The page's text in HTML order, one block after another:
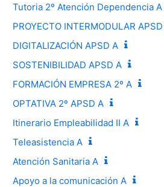
Tutoria 2º Atención Dependencia A
PROYECTO INTERMODULAR
DIGITALIZACIÓN APSD A
SOSTENIBILIDAD APSD A
FORMACIÓN EMPRESA 2º A
OPTATIVA 2º APSD A
Itinerario Empleabilidad II A
Teleasistencia A
Atención Sanitaria A
Apoyo a la comunicación A